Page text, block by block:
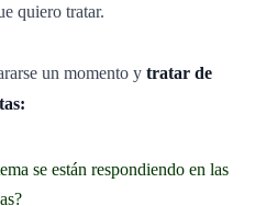
quiero tratar.
un momento y tratar de
se están respondiendo en las